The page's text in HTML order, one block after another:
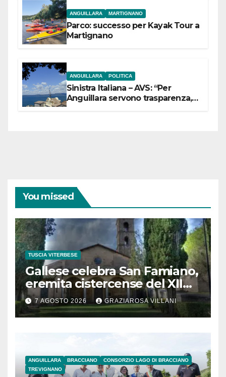
ANGUILLARA MARTIGNANO
Parco: successo per Kayak Tour a
Martignano
ANGUILLARA POLITICA
Sinistra Italiana – AVS: “Per
Anguillara servono trasparenza,
You missed
TUSCIA VITERBESE
Gallese celebra San Famiano,
eremita cistercense del XII
secolo
7 AGOSTO 2026 GRAZIAROSA VILLANI
ANGUILLARA BRACCIANO
CONSORZIO LAGO DI BRACCIANO
TREVIGNANO